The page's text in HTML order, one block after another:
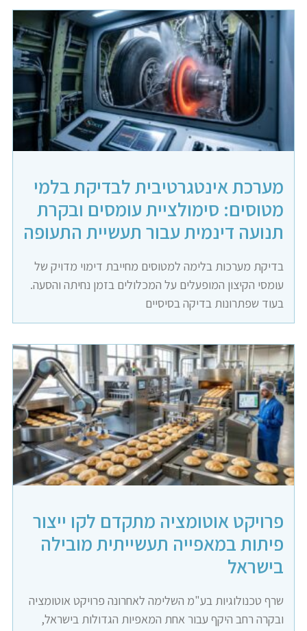
מערכת אינטגרטיבית לבדיקת בלמי
מטוסים: סימולציית עומסים ובקרת
תנועה דינמית עבור תעשיית התעופה
בדיקת מערכות בלימה למטוסים מחייבת דימוי מדויק של
עומסי הקיצון המופעלים על המכלולים בזמן נחיתה והסעה.
בעוד שפתרונות בדיקה בסיסיים
פרויקט אוטומציה מתקדם לקו ייצור
פיתות במאפייה תעשייתית מובילה
בישראל
שרף טכנולוגיות בע"מ השלימה לאחרונה פרויקט אוטומציה
ובקרה רחב היקף עבור אחת המאפיות הגדולות בישראל,